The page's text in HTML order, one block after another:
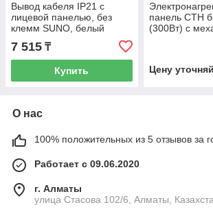
Вывод кабеля IP21 с
лицевой панелью, без
клемм SUNO, белый
/721142/
7 515 ₸
Купить
панель СТН
(300Вт) с
Цену
О нас
100% положительных из 5 отзывов за
Работает с 09.06.2020
г. Алматы
улица Стасова 102/6, Алматы,